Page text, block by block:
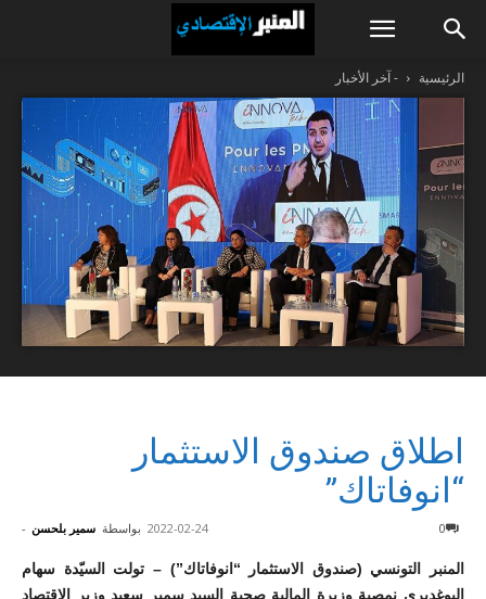
الرئيسية - آخر الأخبار
اطلاق صندوق الاستثمار
“انوفاتاك”
بواسطة سمير بلحسن - 2022-02-24 0
المنبر التونسي (صندوق الاستثمار “انوفاتاك”) – تولت السيّدة سهام
البوغديري نمصية وزيرة المالية صحبة السيد سمير سعيد وزير الاقتصاد